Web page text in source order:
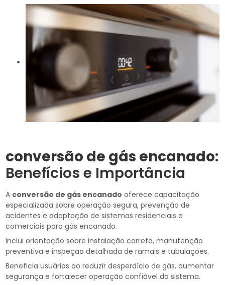
conversão de gás encanado:
Benefícios e Importância
A conversão de gás encanado oferece capacitação
especializada sobre operação segura, prevenção de
acidentes e adaptação de sistemas residenciais e
comerciais para gás encanado.
Inclui orientação sobre instalação correta, manutenção
preventiva e inspeção detalhada de ramais e tubulações.
Beneficia usuários ao reduzir desperdício de gás, aumentar
segurança e fortalecer operação confiável do sistema.